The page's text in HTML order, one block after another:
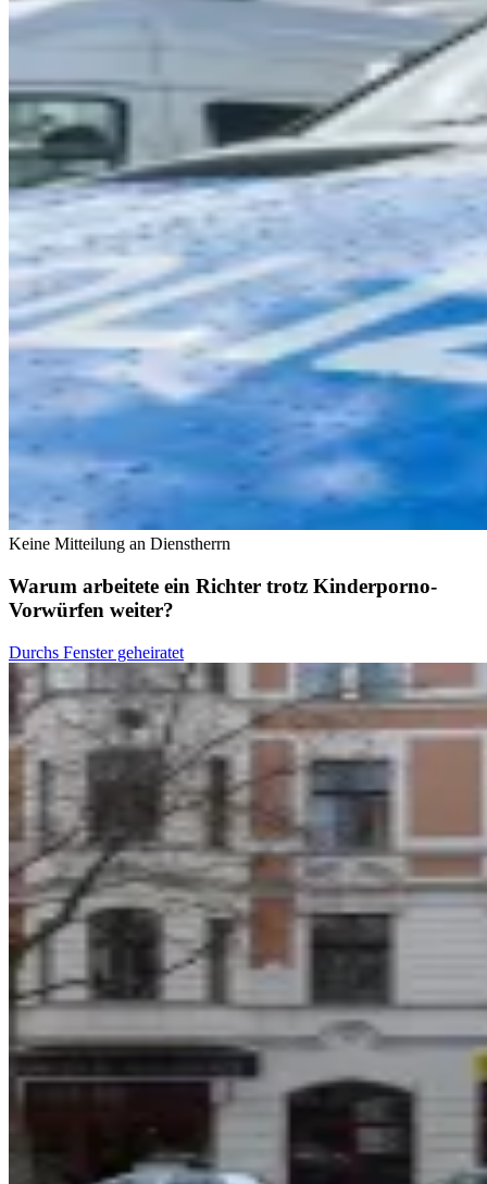
Keine Mitteilung an Dienstherrn
Warum arbeitete ein Richter trotz Kinderporno-
Vorwürfen weiter?
Durchs Fenster geheiratet